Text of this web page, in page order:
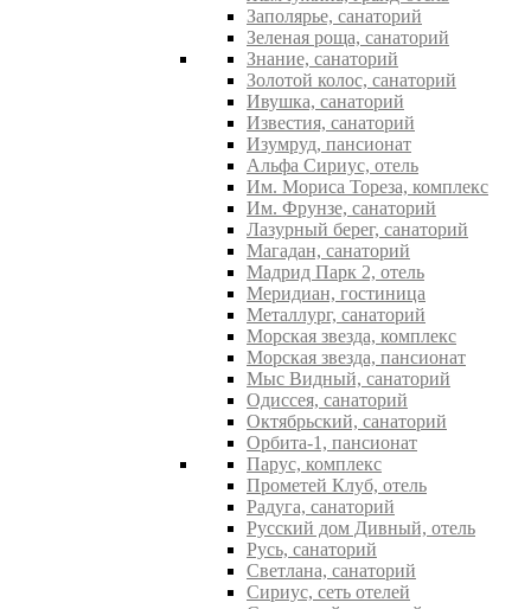
Заполярье, санаторий
Зеленая роща, санаторий
Знание, санаторий
Золотой колос, санаторий
Ивушка, санаторий
Известия, санаторий
Изумруд, пансионат
Альфа Сириус, отель
Им. Мориса Тореза, комплекс
Им. Фрунзе, санаторий
Лазурный берег, санаторий
Магадан, санаторий
Мадрид Парк 2, отель
Меридиан, гостиница
Металлург, санаторий
Морская звезда, комплекс
Морская звезда, пансионат
Мыс Видный, санаторий
Одиссея, санаторий
Октябрьский, санаторий
Орбита-1, пансионат
Парус, комплекс
Прометей Клуб, отель
Радуга, санаторий
Русский дом Дивный, отель
Русь, санаторий
Светлана, санаторий
Сириус, сеть отелей